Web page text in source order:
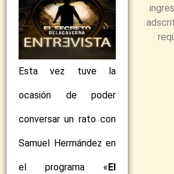
Esta vez tuve la
ocasión de poder
conversar un rato con
Samuel Hermández en
el programa «El